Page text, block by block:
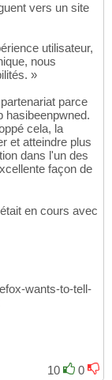
vers un site
utilisateur,
nous
»
parce
hasibeenpwned.
cela, la
et atteindre plus
dans l'un des
façon de
en cours avec
wants-to-tell-
10
0